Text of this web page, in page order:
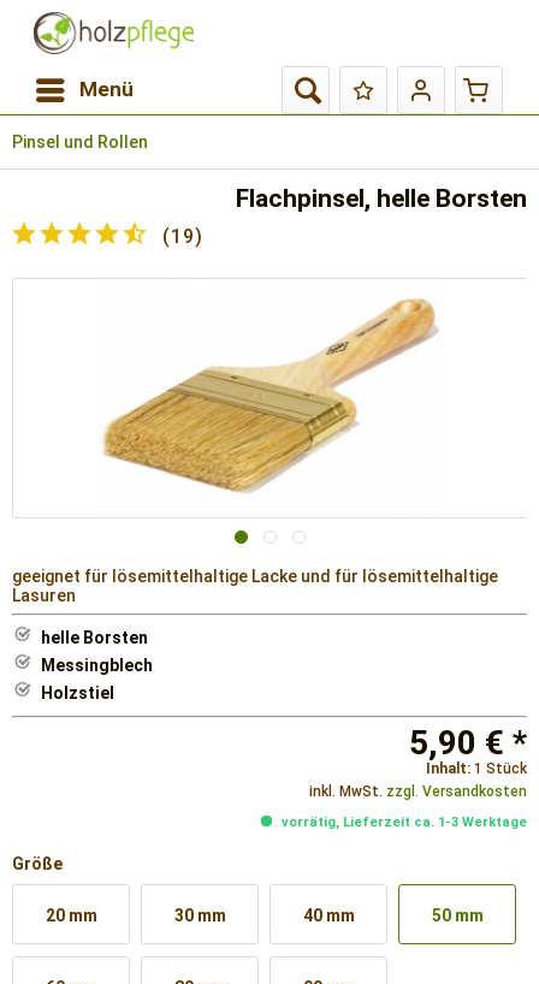
Menü
Pinsel und Rollen
Flachpinsel, helle Borsten
(19)
geeignet für lösemittelhaltige Lacke und für lösemittelhaltige
Lasuren
helle Borsten
Messingblech
Holzstiel
5,90 € *
Inhalt: 1 Stück
inkl. MwSt. zzgl. Versandkosten
vorrätig, Lieferzeit ca. 1-3 Werktage
Größe
20 mm 30 mm 40 mm 50 mm